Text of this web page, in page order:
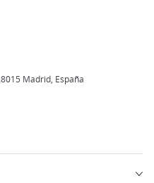
Madrid, España